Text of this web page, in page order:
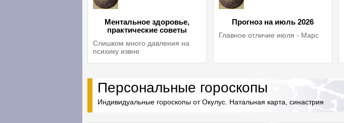
Ментальное здоровье,
практические советы
Слишком много давления на
психику извне
Прогноз на июль 2026
Главное отличие июля - Марс
Персональные гороскопы
Индивидуальные гороскопы от Окулус. Натальная карта, синастрия